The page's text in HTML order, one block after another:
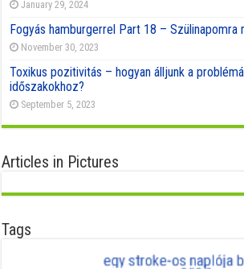
January 29, 2024
Fogyás hamburgerrel Part 18 – Szülinapomra
November 30, 2023
Toxikus pozitivitás – hogyan álljunk a
időszakokhoz?
September 5, 2023
Articles in Pictures
Tags